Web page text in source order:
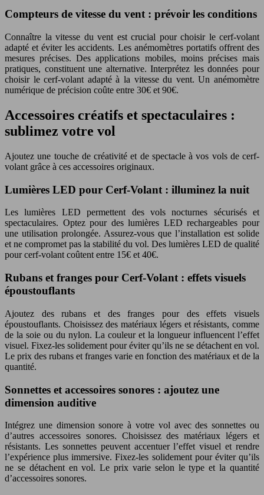
Compteurs de vitesse du vent : prévoir les conditions
Connaître la vitesse du vent est crucial pour choisir le cerf-volant
adapté et éviter les accidents. Les anémomètres portatifs offrent des
mesures précises. Des applications mobiles, moins précises mais
pratiques, constituent une alternative. Interprétez les données pour
choisir le cerf-volant adapté à la vitesse du vent. Un anémomètre
numérique de précision coûte entre 30€ et 90€.
Accessoires créatifs et spectaculaires :
sublimez votre vol
Ajoutez une touche de créativité et de spectacle à vos vols de cerf-
volant grâce à ces accessoires originaux.
Lumières LED pour Cerf-Volant : illuminez la nuit
Les lumières LED permettent des vols nocturnes sécurisés et
spectaculaires. Optez pour des lumières LED rechargeables pour
une utilisation prolongée. Assurez-vous que l’installation est solide
et ne compromet pas la stabilité du vol. Des lumières LED de qualité
pour cerf-volant coûtent entre 15€ et 40€.
Rubans et franges pour Cerf-Volant : effets visuels
époustouflants
Ajoutez des rubans et des franges pour des effets visuels
époustouflants. Choisissez des matériaux légers et résistants, comme
de la soie ou du nylon. La couleur et la longueur influencent l’effet
visuel. Fixez-les solidement pour éviter qu’ils ne se détachent en vol.
Le prix des rubans et franges varie en fonction des matériaux et de la
quantité.
Sonnettes et accessoires sonores : ajoutez une
dimension auditive
Intégrez une dimension sonore à votre vol avec des sonnettes ou
d’autres accessoires sonores. Choisissez des matériaux légers et
résistants. Les sonnettes peuvent accentuer l’effet visuel et rendre
l’expérience plus immersive. Fixez-les solidement pour éviter qu’ils
ne se détachent en vol. Le prix varie selon le type et la quantité
d’accessoires sonores.